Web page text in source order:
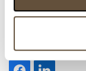
Olej na plátně,
> Zobrazit